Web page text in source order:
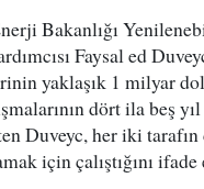
Bakanlığı
Faysal ed
yaklaşık 1 milyar
dört ila beş
Duveyc, her iki
için çalıştığını ifade